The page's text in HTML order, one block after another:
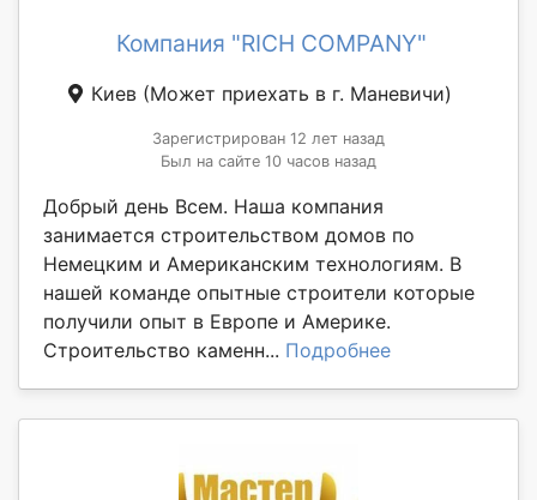
Компания "RICH COMPANY"
Киев (Может приехать в г. Маневичи)
Зарегистрирован 12 лет назад
Был на сайте 10 часов назад
Добрый день Всем. Наша компания
занимается строительством домов по
Немецким и Американским технологиям. В
нашей команде опытные строители которые
получили опыт в Европе и Америке.
Строительство каменн... Подробнее